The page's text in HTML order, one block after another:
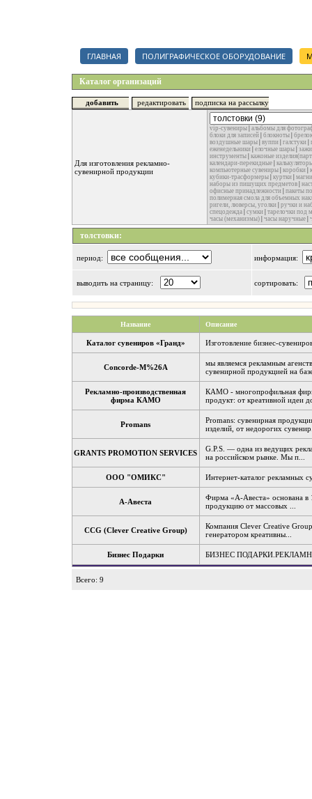
ГЛАВНАЯ ПОЛИГРАФИЧЕСКОЕ ОБОРУДОВАНИЕ
Каталог организаций
добавить редактировать подписка на рассылку
Для изготовления рекламно-
сувенирной продукции
vip-сувениры| альбомы для
блоки для записей| блокноты|
воздушные шары| вуппи| галстуки|
еженедельники| елочные шары|
инструменты| кажоные
календари-перекидные|
компьютерные сувениры| коробки|
кубики-трасформеры| куртки|
наборы из пишущих предметов|
офисные принадлежности| пакеты
полимерная смола для объемных
ригели, люверсы, уголки| ручки и
спецодежда| сумки| тарелочки под
часы (механизмы)| часы наручные|
толстовки:
период: информация:
выводить на страницу: сортировать:
Название Описание
Каталог сувениров «Гранд» Изготовление бизнес-
Concorde-M%26A
мы являемся рекламным
сувенирной продукцией на
Рекламно-производственная
фирма КАМО
КАМО - многопрофильная
продукт: от креативной идеи
Promans
Promans: сувенирная
изделий, от недорогих
GRANTS PROMOTION SERVICES
G.P.S. — одна из ведущих
на российском рынке. Мы п...
ООО "ОМИКС" Интернет-каталог рекламных
А-Авеста
Фирма «А-Авеста» основана в
продукцию от массовых ...
CCG (Clever Creative Group)
Компания Clever Creative
генератором креативны...
Бизнес Подарки БИЗНЕС
Всего: 9